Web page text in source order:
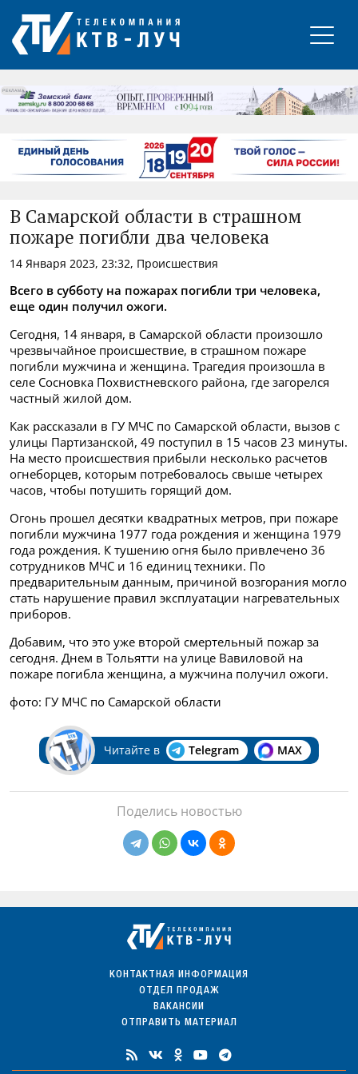
РЕКЛАМА
В Самарской области в страшном
пожаре погибли два человека
14 Января 2023, 23:32, Происшествия
Всего в субботу на пожарах погибли три человека,
еще один получил ожоги.
Сегодня, 14 января, в Самарской области произошло
чрезвычайное происшествие, в страшном пожаре
погибли мужчина и женщина. Трагедия произошла в
селе Сосновка Похвистневского района, где загорелся
частный жилой дом.
Как рассказали в ГУ МЧС по Самарской области, вызов с
улицы Партизанской, 49 поступил в 15 часов 23 минуты.
На место происшествия прибыли несколько расчетов
огнеборцев, которым потребовалось свыше четырех
часов, чтобы потушить горящий дом.
Огонь прошел десятки квадратных метров, при пожаре
погибли мужчина 1977 года рождения и женщина 1979
года рождения. К тушению огня было привлечено 36
сотрудников МЧС и 16 единиц техники. По
предварительным данным, причиной возгорания могло
стать нарушение правил эксплуатации нагревательных
приборов.
Добавим, что это уже второй смертельный пожар за
сегодня. Днем в Тольятти на улице Вавиловой на
пожаре погибла женщина, а мужчина получил ожоги.
фото: ГУ МЧС по Самарской области
Читайте в Telegram MAX
Поделись новостью
КОНТАКТНАЯ ИНФОРМАЦИЯ
ОТДЕЛ ПРОДАЖ
ВАКАНСИИ
ОТПРАВИТЬ МАТЕРИАЛ